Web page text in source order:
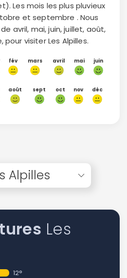
Les mois les plus pluvieux
et septembre . Nous
avril, mai, juin, juillet, août,
visiter Les Alpilles.
fév mars avril mai juin
août sept oct nov déc
Alpilles
Les
12°